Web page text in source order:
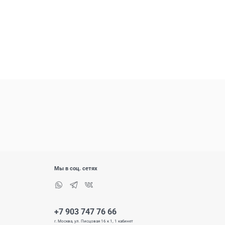
Мы в соц. сетях
+7 903 747 76 66
г. Москва, ул. Писцовая 16 к 1, 1 кабинет